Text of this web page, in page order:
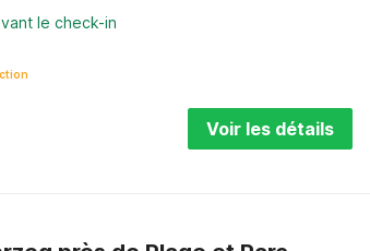
le check-in
Voir les détails